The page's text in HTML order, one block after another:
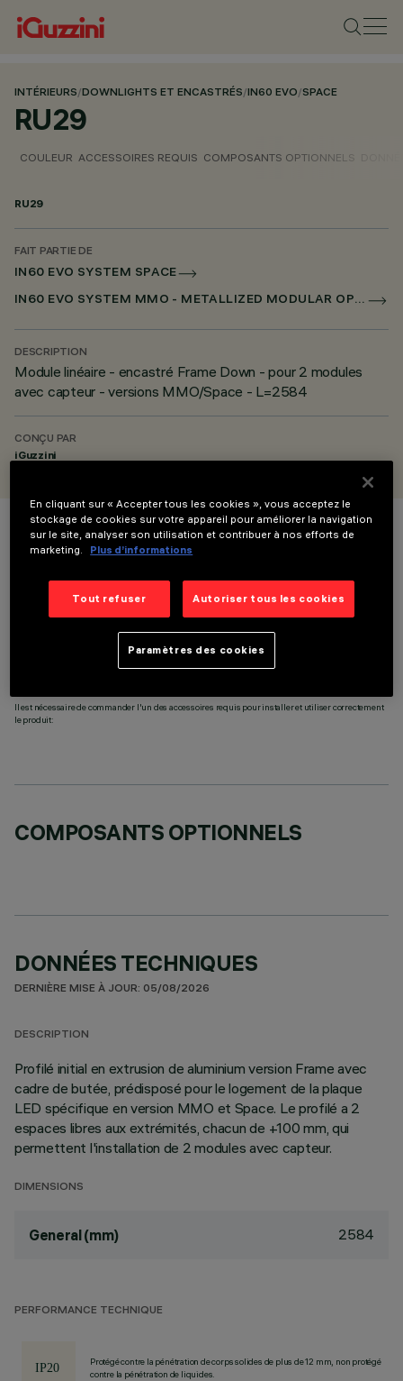
INTÉRIEURS/DOWNLIGHTS ET ENCASTRÉS/IN60 EVO/SPACE
RU29
COULEUR ACCESSOIRES REQUIS COMPOSANTS OPTIONNELS
RU29
FAIT PARTIE DE
IN60 EVO SYSTEM SPACE
IN60 EVO SYSTEM MMO - METALLIZED MODULAR OPTIC
DESCRIPTION
Module linéaire - encastré Frame Down - pour 2 modules
avec capteur - versions MMO/Space - L=2584
CONÇU PAR
iGuzzini
COULEUR
ACCESSOIRES REQUIS
Il est nécessaire de commander l'un des accessoires requis pour installer et utiliser correctement
le produit:
COMPOSANTS OPTIONNELS
DONNÉES TECHNIQUES
DERNIÈRE MISE À JOUR: 05/08/2026
DESCRIPTION
Profilé initial en extrusion de aluminium version Frame avec
cadre de butée, prédisposé pour le logement de la plaque
LED spécifique en version MMO et Space. Le profilé a 2
espaces libres aux extrémités, chacun de +100 mm, qui
permettent l'installation de 2 modules avec capteur.
DIMENSIONS
General (mm) 2584
PERFORMANCE TECHNIQUE
Protégé contre la pénétration de corps solides de plus de 12 mm, non protégé
contre la pénétration de liquides.
En cliquant sur « Accepter tous les cookies », vous acceptez le
stockage de cookies sur votre appareil pour améliorer la navigation
sur le site, analyser son utilisation et contribuer à nos efforts de
marketing.
Plus d’informations
Tout refuser Autoriser tous les cookies
Paramètres des cookies